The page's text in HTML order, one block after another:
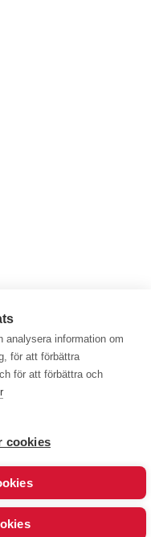
analysera information om
för att förbättra
för att förbättra och
cookies